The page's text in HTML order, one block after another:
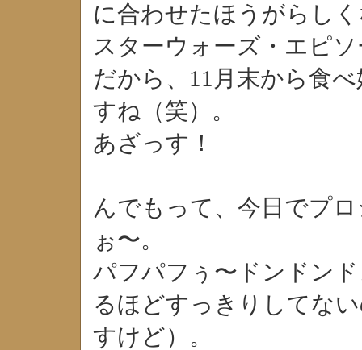
に合わせたほうがらし
スターウォーズ・エピ
だから、11月末から食
すね（笑）。
あざっす！
んでもって、今日でプ
ぉ〜。
パフパフぅ〜ドンドン
るほどすっきりしてな
すけど）。